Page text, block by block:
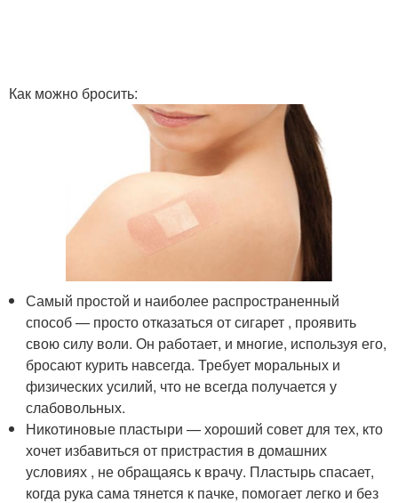
Как можно бросить:
Самый простой и наиболее распространенный
способ — просто отказаться от сигарет , проявить
свою силу воли. Он работает, и многие, используя его,
бросают курить навсегда. Требует моральных и
физических усилий, что не всегда получается у
слабовольных.
Никотиновые пластыри — хороший совет для тех, кто
хочет избавиться от пристрастия в домашних
условиях , не обращаясь к врачу. Пластырь спасает,
когда рука сама тянется к пачке, помогает легко и без